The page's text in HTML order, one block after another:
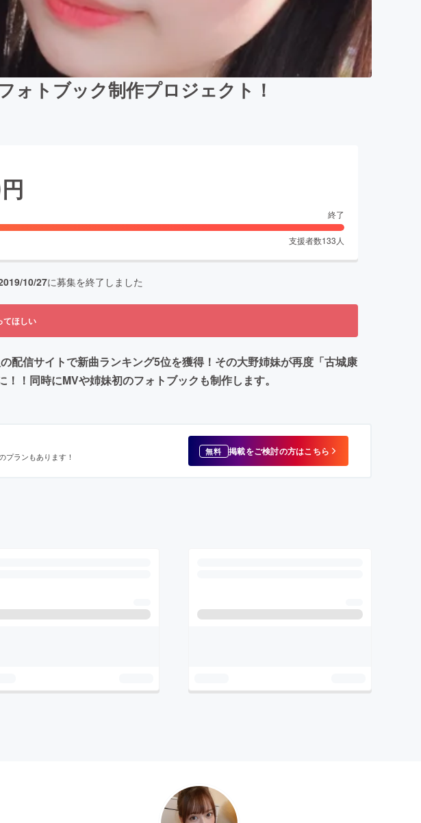
ォトブック制作プロジェクト！
円
終了
支援者数133 人
10/27に募集を終了しました
てほしい
信サイトで新曲ランキング5位を獲得！その大野姉妹が再度「古城康
！同時にMVや姉妹初のフォトブックも制作します。
プランもあります！ 無料 掲載をご検討の方はこちら